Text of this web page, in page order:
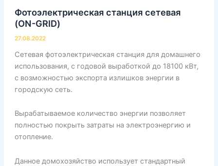
Фотоэлектрическая станция сетевая
(ON-GRID)
27.08.2022
Сетевая фотоэлектрическая станция для домашнего
использования, с годовой выработкой до 18100 кВт,
с возможностью экспорта излишков энергии в
городскую сеть.
Вырабатываемое количество энергии позволяет
полностью покрыть затраты на электроэнергию и
отопление.
Данное домохозяйство использует стандартный